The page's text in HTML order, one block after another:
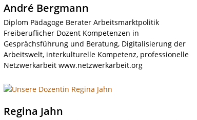
André Bergmann
Diplom Pädagoge Berater Arbeitsmarktpolitik
Freiberuflicher Dozent Kompetenzen in
Gesprächsführung und Beratung, Digitalisierung der
Arbeitswelt, interkulturelle Kompetenz, professionelle
Netzwerkarbeit www.netzwerkarbeit.org
Regina Jahn